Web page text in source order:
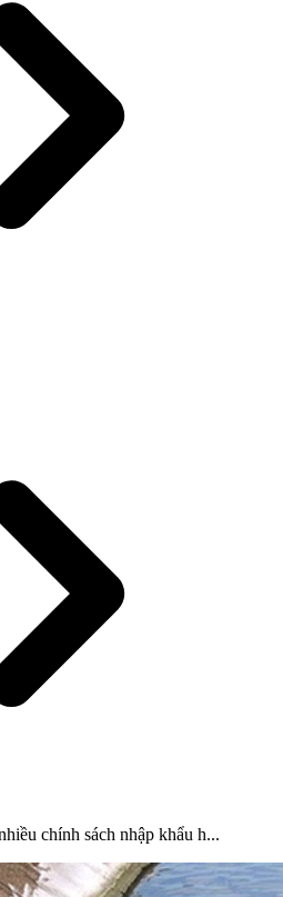
chính sách nhập khẩu h...